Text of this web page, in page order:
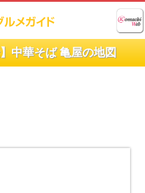
】中華そば 亀屋の地図